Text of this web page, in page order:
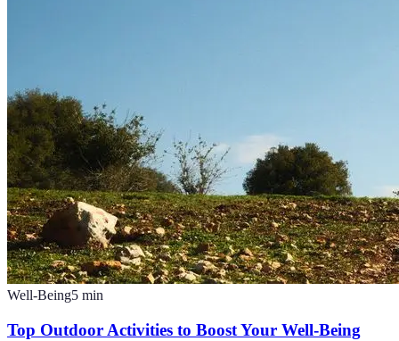
Well-Being5 min
Top Outdoor Activities to Boost Your Well-Being